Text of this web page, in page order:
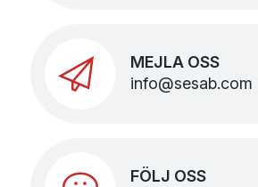
MEJLA OSS
info@sesab.com
FÖLJ OSS